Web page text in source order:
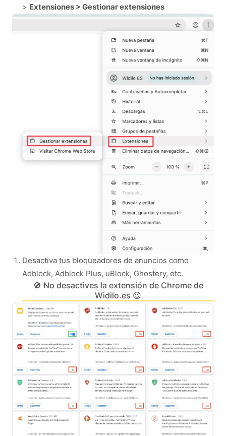
> Extensiones > Gestionar extensiones
Desactiva tus bloqueadores de anuncios como
Adblock, Adblock Plus, uBlock, Ghostery, etc.
🚫 No desactives la extensión de Chrome de
Widilo.es 😉